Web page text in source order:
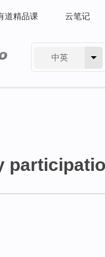
道精品课 云笔记
中英